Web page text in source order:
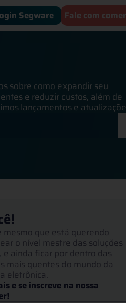
Segware Fale com
sobre como expandir seu
e reduzir custos, além de
lançamentos e
mesmo que está querendo
o nível mestre das soluções
e ainda ficar por dentro das
mais quentes do mundo da
eletrônica.
e se inscreve na nossa